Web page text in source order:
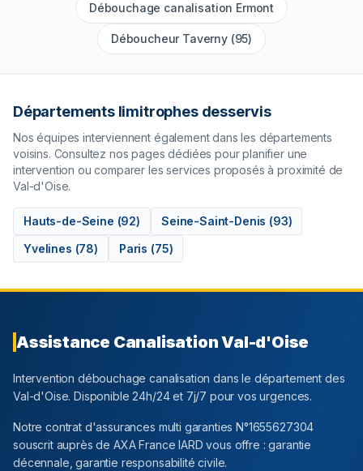
Débouchage canalisation Ermont
Déboucheur Taverny (95)
Départements limitrophes desservis
Nos équipes interviennent également dans les départements
voisins. Consultez nos pages dédiées pour planifier une
intervention ou comparer les services proposés à proximité de
Val-d'Oise.
Hauts-de-Seine (92) Seine-Saint-Denis (93)
Yvelines (78) Paris (75)
Assistance CanalisationVal-d'Oise
Intervention débouchage canalisation dans le département des
Val-d'Oise. Disponible 24h/24 et 7j/7 pour vos urgences.
Notre contrat d'assurances multi garanties N°1655627304
souscrit auprès de AXA France IARD vous offre : garantie
décennale, garantie responsabilité civile.